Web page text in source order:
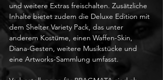
und weitere Extras freischalten. Zusätzliche
Inhalte bietet zudem die Deluxe Edition mit
dem Shelter Variety Pack, das unter
anderem Kostüme, einen Waffen-Skin,
Diana-Gesten, weitere Musikstücke und
eine Artworks-Sammlung umfasst.